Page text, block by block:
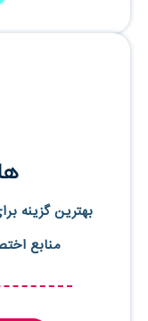
بهترین گزینه
منابع